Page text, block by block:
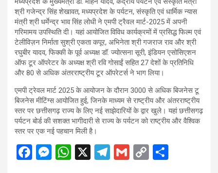
श्री गजेन्द्र सिंह शेखावत, मध्यप्रदेश के पर्यटन, संस्कृति एवं धार्मिक न्यास
मंत्री श्री धर्मेन्द्र भाव सिंह लोधी ने एमपी ट्रैवल मार्ट-2025 में अपनी
गरिमामय उपस्थिति दी। यहां आयोजित विविध कार्यक्रमों में प्रसिद्ध फिल्म एवं
टेलीविज़न निर्माता सुश्री एकता कपूर, अभिनेता श्री गजराज राव और श्री
रघुबीर यादव, फिक्की के पूर्व अध्यक्ष डॉ. ज्योत्सना सूरी, इंडियन एसोसिएशन
ऑफ टूर ऑपरेटर के अध्यक्ष श्री रवि गोसाईं सहित 27 देशों के प्रतिनिधि
और 80 से अधिक अंतरराष्ट्रीय टूर ऑपरेटर्स ने भाग लिया।
एमपी ट्रेवल मार्ट 2025 के आयोजन के दौरान 3000 से अधिक बिजनेस टू
बिजनेस मीटिंग्स आयोजित हुई, जिनके माध्यम से राष्ट्रीय और अंतरराष्ट्रीय
स्तर पर छत्तीसगढ़ राज्य के लिए नई साझेदारियों के द्वार खुले। यहां छत्तीसगढ़
पर्यटन बोर्ड की सशक्त भागीदारी से राज्य के पर्यटन को राष्ट्रीय और वैश्विक
स्तर पर एक नई पहचान मिली है।
F
M W X
T
G
C